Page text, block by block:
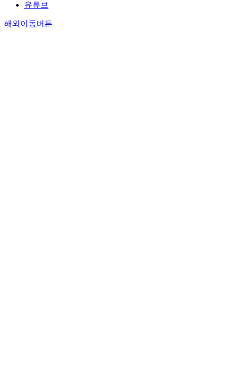
유튜브
해외이동버튼